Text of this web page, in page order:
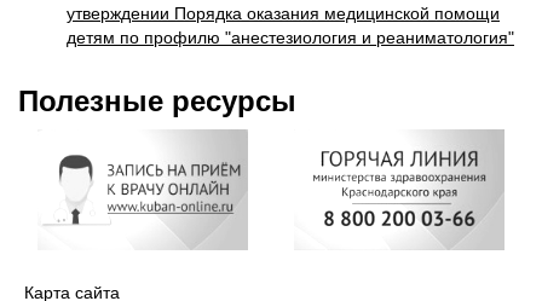
утверждении Порядка оказания медицинской помощи
детям по профилю "анестезиология и реаниматология"
Полезные ресурсы
Карта сайта